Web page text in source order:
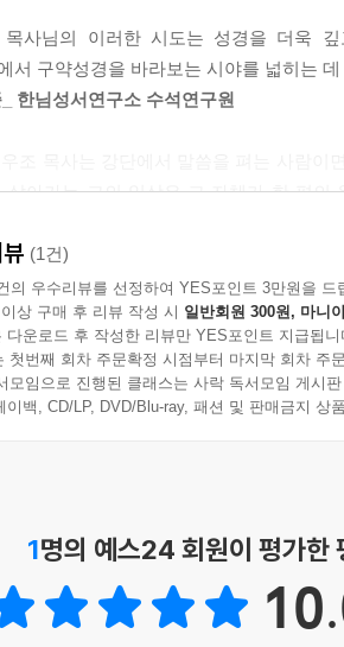
로 우주적 성전의 청지기로 창조된 우리의
69
가지입니다. 남성과 여성 서로가 서로에
돕는 배필’이란 바로 ‘형제자매’요 ‘이웃’입
88
서사시와 같은 신화에서 심판은 인류의
. 하나님이 그들을 위해 직접 ‘가죽옷’을
적인 자기 위로에 지나지 않습니다. 이는
음 가장 깊은 곳까지 감찰하시는 분이시
목사님의 이러한 시도는 성경을 더욱
서 구약성경을 바라보는 시야를 넓히는
한님성서연구소 수석연구원
살아가는 그의 일상은 그 자체가 한 편
쳐집니다. 저자는 전통이라는 익숙한
버리려는 헤이메이커(haymaker, 온 힘
로 다시 세우고, 길가메시 서사시와 아트
그 이야기들과 닮아 보이는 지점을 회
다. 그 솜씨가 마치 나비처럼 날아 벌처
판을 정확하게 때려옵니다. 책의 흐름은
리는 종소리가, 곧바로 다음 라운드의
니다. 노아를 “기억하신” 하나님(창8:1)
다. 모든 라운드의 끝에는 결국 한 분, 예수
(1건)
의 우수리뷰를 선정하여 YES포인트 3만원을 드
상 구매 후 리뷰 작성 시 일반회원 300원, 마니
다운로드 후 작성한 리뷰만 YES포인트 지급됩니
첫번째 회차 주문확정 시점부터 마지막 회차 주
모임으로 진행된 클래스는 사락 독서모임 게시
이백, CD/LP, DVD/Blu-ray, 패션 및 판매금지 상
1명의 예스24 회원이 평가한